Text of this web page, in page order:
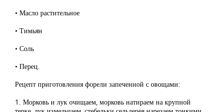
• Масло растительное
• Тимьян
• Соль
• Перец.
Рецепт приготовления форели запеченной с овощами:
1. Морковь и лук очищаем, морковь натираем на крупной